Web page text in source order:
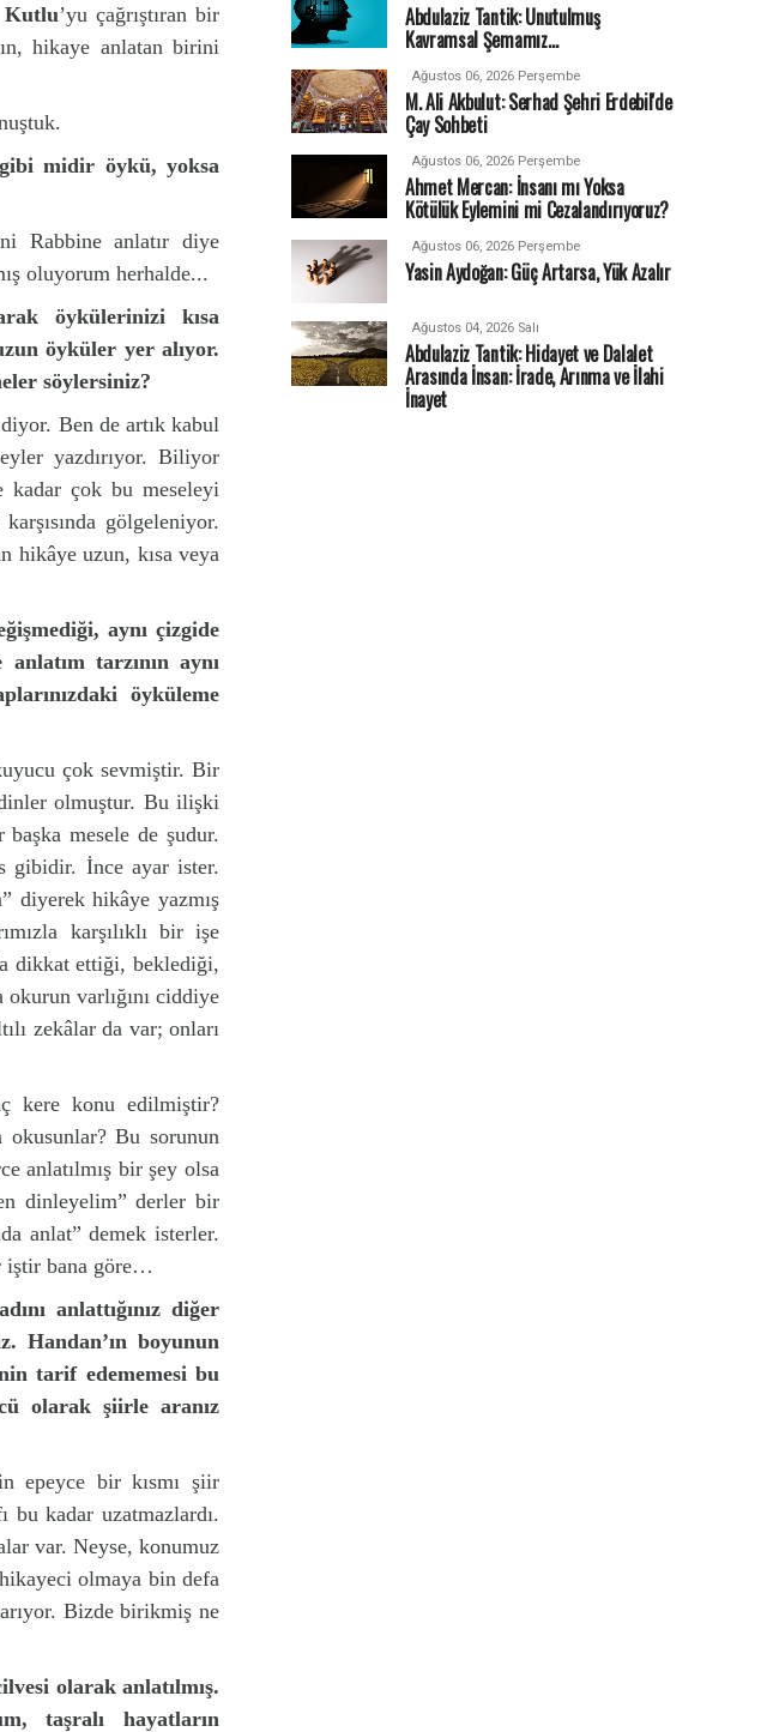
Kutlu’yu çağrıştıran bir
hikaye anlatan birini
midir öykü, yoksa
Rabbine anlatır diye
oluyorum herhalde...
öykülerinizi kısa
öyküler yer alıyor.
söylersiniz?
Ben de artık kabul
yazdırıyor. Biliyor
kadar çok bu meseleyi
gölgeleniyor.
hikâye uzun, kısa veya
aynı çizgide
tarzının aynı
öyküleme
çok sevmiştir. Bir
olmuştur. Bu ilişki
mesele de şudur.
gibidir. İnce ayar ister.
diyerek hikâye yazmış
karşılıklı bir işe
dikkat ettiği, beklediği,
varlığını ciddiye
zekâlar da var; onları
kere konu edilmiştir?
Bu sorunun
anlatılmış bir şey olsa
dinleyelim” derler bir
anlat” demek isterler.
iştir bana göre…
anlattığınız diğer
Handan’ın boyunun
tarif edememesi bu
olarak şiirle aranız
epeyce bir kısmı şiir
bu kadar uzatmazlardı.
var. Neyse, konumuz
olmaya bin defa
Bizde birikmiş ne
olarak anlatılmış.
taşralı hayatların
Abdulaziz Tantik: Unutulmuş
Kavramsal Şemamız…
Ağustos 06, 2026 Perşembe
M. Ali Akbulut: Serhad Şehri Erdebil'de
Çay Sohbeti
Ağustos 06, 2026 Perşembe
Ahmet Mercan: İnsanı mı Yoksa
Kötülük Eylemini mi Cezalandırıyoruz?
Ağustos 06, 2026 Perşembe
Yasin Aydoğan: Güç Artarsa, Yük Azalır
Ağustos 04, 2026 Salı
Abdulaziz Tantik: Hidayet ve Dalalet
Arasında İnsan: İrade, Arınma ve İlahi
İnayet